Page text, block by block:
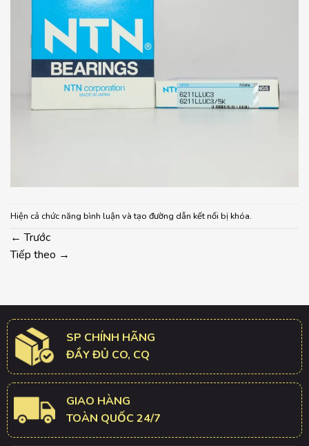
Hiện cả chức năng bình luận và tạo đường dẫn kết nối bị khóa.
← Trước
Tiếp theo →
SP CHÍNH HÃNG
ĐẦY ĐỦ CO, CQ
GIAO HÀNG
TOÀN QUỐC 24/7